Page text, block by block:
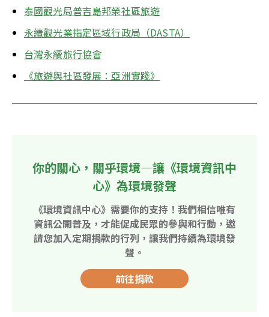
泰國觀光局普吉島邦榮社區旅遊
永續觀光業指定區域行政局（DASTA）
台灣永續旅行協會
《旅遊與社區發展：亞洲實踐》
你的關心，關乎環境—讓《環境資訊中
心》為環境發聲
《環境資訊中心》需要你的支持！我們相信唯有
資訊公開普及，才能促成民眾的參與和行動，邀
請您加入定期捐款的行列，讓我們持續為環境發
聲。
前往捐款